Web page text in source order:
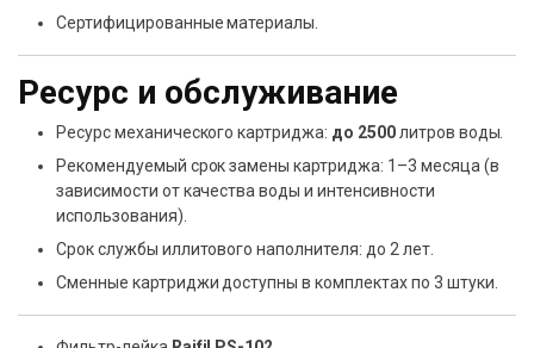
Сертифицированные материалы.
Ресурс и обслуживание
Ресурс механического картриджа: до 2500литров воды.
Рекомендуемый срок замены картриджа: 1–3 месяца (в
зависимости от качества воды и интенсивности
использования).
Срок службы иллитового наполнителя: до 2 лет.
Сменные картриджи доступны в комплектах по 3 штуки.